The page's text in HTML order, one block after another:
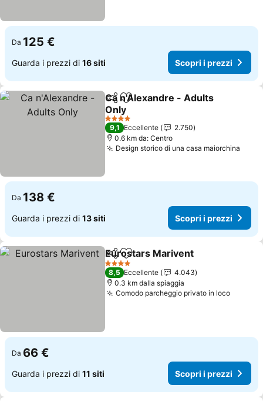
Da 125 €
Guarda i prezzi di 16 siti Scopri i prezzi
CondividiAggiungi ai preferiti
Ca n'Alexandre - Adults
Only
Scopri i prezzi
4 Stelle
9,1 Eccellente
2.750
0.6 km da: Centro
Design storico di una casa maiorchina
Da 138 €
Guarda i prezzi di 13 siti Scopri i prezzi
CondividiAggiungi ai preferiti
Eurostars Marivent
4 Stelle
8,5 Eccellente
4.043
0.3 km dalla spiaggia
Comodo parcheggio privato in locoScopri
Da 66 €
Guarda i prezzi di 11 siti Scopri i prezzi